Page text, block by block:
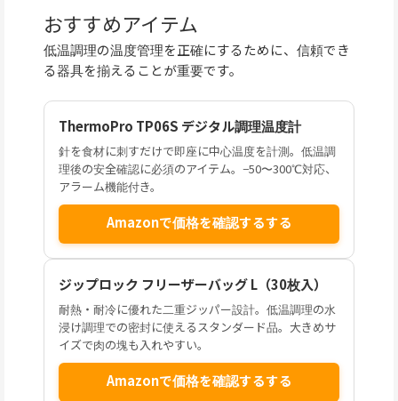
おすすめアイテム
低温調理の温度管理を正確にするために、信頼でき
る器具を揃えることが重要です。
ThermoPro TP06S デジタル調理温度計
針を食材に刺すだけで即座に中心温度を計測。低温調
理後の安全確認に必須のアイテム。−50〜300℃対応、
アラーム機能付き。
Amazonで価格を確認するする
ジップロック フリーザーバッグ L（30枚入）
耐熱・耐冷に優れた二重ジッパー設計。低温調理の水
浸け調理での密封に使えるスタンダード品。大きめサ
イズで肉の塊も入れやすい。
Amazonで価格を確認するする